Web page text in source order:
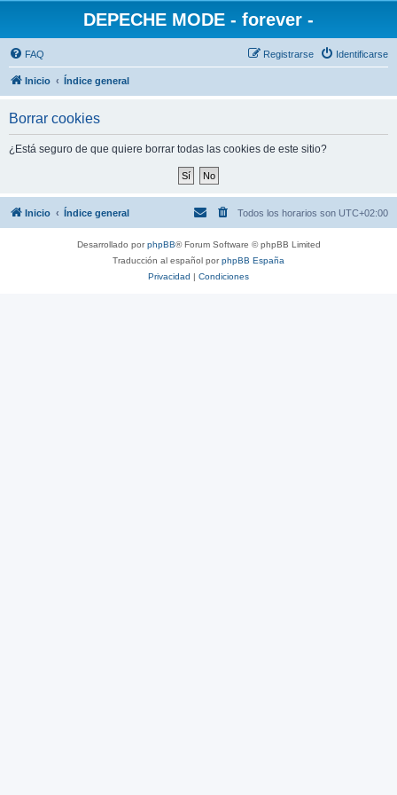
DEPECHE MODE - forever -
FAQ Identificarse
Registrarse
Inicio Índice general
Borrar cookies
¿Está seguro de que quiere borrar todas las cookies de este sitio?
Inicio Índice general Todos los horarios son UTC+02:00
Desarrollado porphpBB® Forum Software © phpBB Limited
Traducción al español porphpBB España
Privacidad | Condiciones